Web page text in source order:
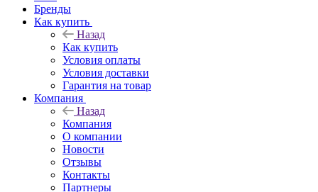
Бренды
Как купить
Назад
Как купить
Условия оплаты
Условия доставки
Гарантия на товар
Компания
Назад
Компания
О компании
Новости
Отзывы
Контакты
Партнеры